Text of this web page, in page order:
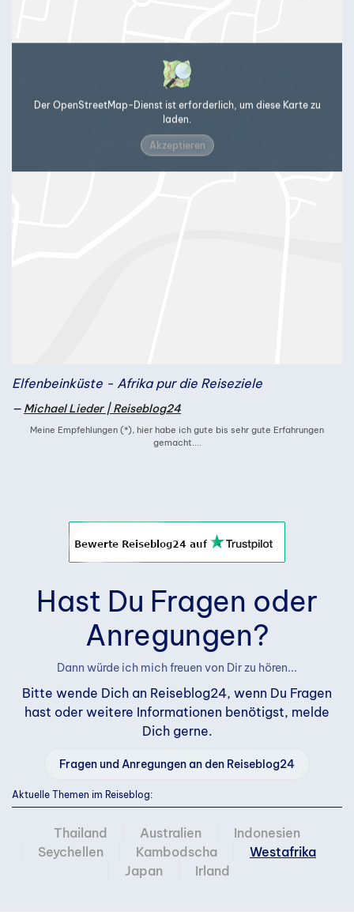
Der OpenStreetMap-Dienst ist erforderlich, um diese Karte zu
laden.
Akzeptieren
Elfenbeinküste - Afrika pur die Reiseziele
Michael Lieder | Reiseblog24
Meine Empfehlungen (*), hier habe ich gute bis sehr gute Erfahrungen
gemacht....
Hast Du Fragen oder
Anregungen?
Dann würde ich mich freuen von Dir zu hören...
Bitte wende Dich an Reiseblog24, wenn Du Fragen
hast oder weitere Informationen benötigst, melde
Dich gerne.
Fragen und Anregungen an den Reiseblog24
Aktuelle Themen im Reiseblog:
Thailand Australien
Indonesien
Seychellen
Kambodscha
Westafrika
Japan
Irland
Elfenbeinküste - Afrika pur
Ein privater Verein hilft